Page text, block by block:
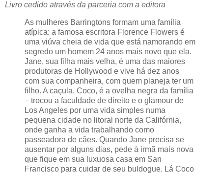
Livro cedido através da parceria com a editora
As mulheres Barringtons formam uma família
atípica: a famosa escritora Florence Flowers é
uma viúva cheia de vida que está namorando em
segredo um homem 24 anos mais novo que ela.
Jane, sua filha mais velha, é uma das maiores
produtoras de Hollywood e vive há dez anos
com sua companheira, com quem planeja ter um
filho. A caçula, Coco, é a ovelha negra da família
– trocou a faculdade de direito e o glamour de
Los Angeles por uma vida simples numa
pequena cidade no litoral norte da Califórnia,
onde ganha a vida trabalhando como
passeadora de cães. Quando Jane precisa se
ausentar por alguns dias, pede à irmã mais nova
que fique em sua luxuosa casa em San
Francisco para cuidar de seu buldogue. Lá Coco